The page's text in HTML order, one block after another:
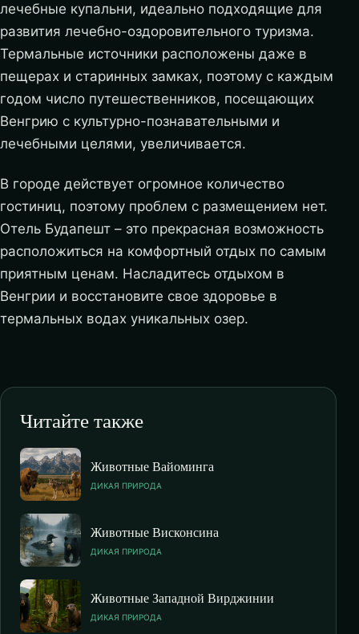
лечебные купальни, идеально подходящие для
развития лечебно-оздоровительного туризма.
Термальные источники расположены даже в
пещерах и старинных замках, поэтому с каждым
годом число путешественников, посещающих
Венгрию с культурно-познавательными и
лечебными целями, увеличивается.
В городе действует огромное количество
гостиниц, поэтому проблем с размещением нет.
Отель Будапешт – это прекрасная возможность
расположиться на комфортный отдых по самым
приятным ценам. Насладитесь отдыхом в
Венгрии и восстановите свое здоровье в
термальных водах уникальных озер.
Читайте также
Животные Вайоминга
ДИКАЯ ПРИРОДА
Животные Висконсина
ДИКАЯ ПРИРОДА
Животные Западной Вирджинии
ДИКАЯ ПРИРОДА